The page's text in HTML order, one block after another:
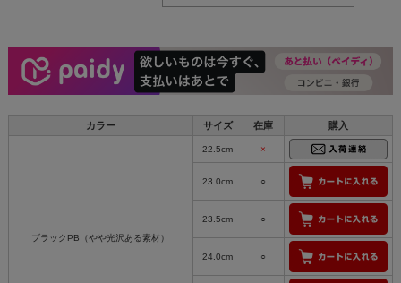
カラー サイズ 在庫 購入
ブラックPB（やや光沢ある素材）
22.5cm ×
23.0cm ○
23.5cm ○
24.0cm ○